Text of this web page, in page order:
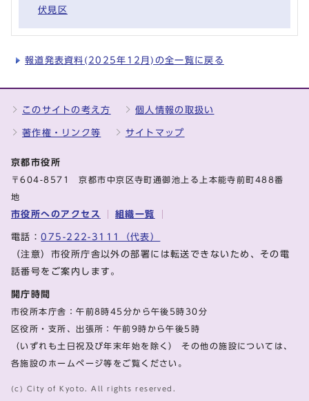
伏見区
報道発表資料(2025年12月)の全一覧に戻る
このサイトの考え方 個人情報の取扱い
著作権・リンク等 サイトマップ
京都市役所
〒604-8571 京都市中京区寺町通御池上る上本能寺前町488番
地
市役所へのアクセス 組織一覧
電話：075-222-3111（代表）
（注意）市役所庁舎以外の部署には転送できないため、その電
話番号をご案内します。
開庁時間
市役所本庁舎：午前8時45分から午後5時30分
区役所・支所、出張所：午前9時から午後5時
（いずれも土日祝及び年末年始を除く） その他の施設については、
各施設のホームページ等をご覧ください。
(c) City of Kyoto. All rights reserved.